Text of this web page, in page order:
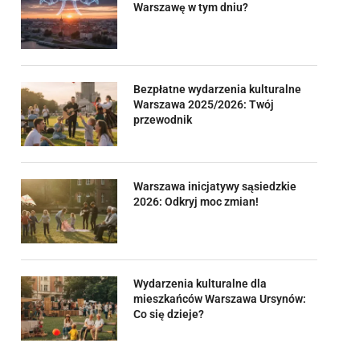
Warszawę w tym dniu?
Bezpłatne wydarzenia kulturalne
Warszawa 2025/2026: Twój
przewodnik
Warszawa inicjatywy sąsiedzkie
2026: Odkryj moc zmian!
Wydarzenia kulturalne dla
mieszkańców Warszawa Ursynów:
Co się dzieje?